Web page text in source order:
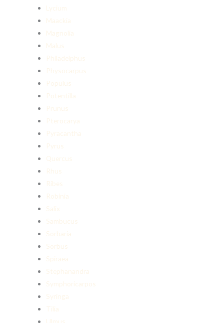
Lycium
Maackia
Magnolia
Malus
Philadelphus
Physocarpus
Populus
Potentilla
Prunus
Pterocarya
Pyracantha
Pyrus
Quercus
Rhus
Ribes
Robinia
Salix
Sambucus
Sorbaria
Sorbus
Spiraea
Stephanandra
Symphoricarpos
Syringa
Tilia
Ulmus